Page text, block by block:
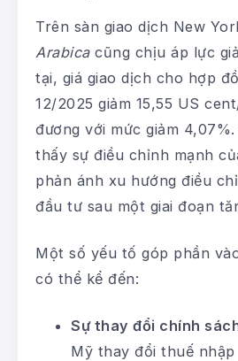
Trên sàn giao dịch New
Arabicacũng chịu áp lực
tại, giá giao dịch cho hợp
12/2025 giảm 15,55 US
đương với mức giảm
thấy sự điều chỉnh mạnh
phản ánh xu hướng điều
đầu tư sau một giai đoạn
Một số yếu tố góp phần
có thể kể đến:
Sự thay đổi chính
Mỹ thay đổi thuế